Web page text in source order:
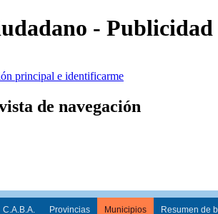
principal e identificarme
de navegación
C.A.B.A. Provincias Municipios Resumen de